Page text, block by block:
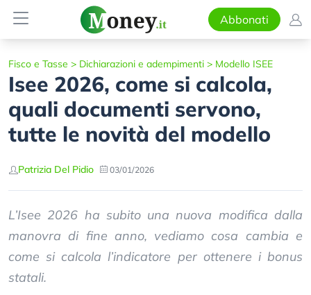
Abbonati
Fisco e Tasse > Dichiarazioni e adempimenti > Modello ISEE
Isee 2026, come si calcola,
quali documenti servono,
tutte le novità del modello
Patrizia Del Pidio 03/01/2026
L’Isee 2026 ha subito una nuova modifica dalla
manovra di fine anno, vediamo cosa cambia e
come si calcola l’indicatore per ottenere i bonus
statali.